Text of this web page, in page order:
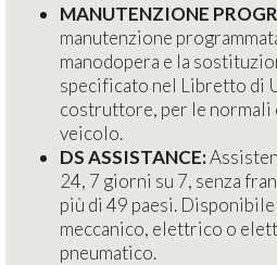
MANUTENZIONE
manutenzione
manodopera e la
specificato nel Libretto di
costruttore, per le
veicolo.
DS ASSISTANCE:
24, 7 giorni su 7, senza
più di 49 paesi.
meccanico, elettrico o
pneumatico.